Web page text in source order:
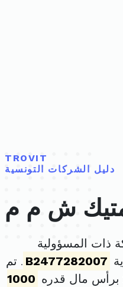
TROVIT
دليل الشركات التونسية
ش م م
المسؤولية
B2477282007 . تم
1000